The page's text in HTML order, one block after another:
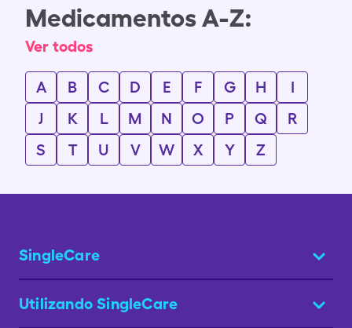
Medicamentos A-Z:
Ver todos
A B C D E F G H
I
J
K L M N O P Q
R
S
T U V W X Y Z
SingleCare
Utilizando SingleCare